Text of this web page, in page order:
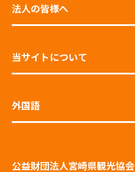
法人の皆様へ
当サイトについて
外国語
公益財団法人宮崎県観光協会